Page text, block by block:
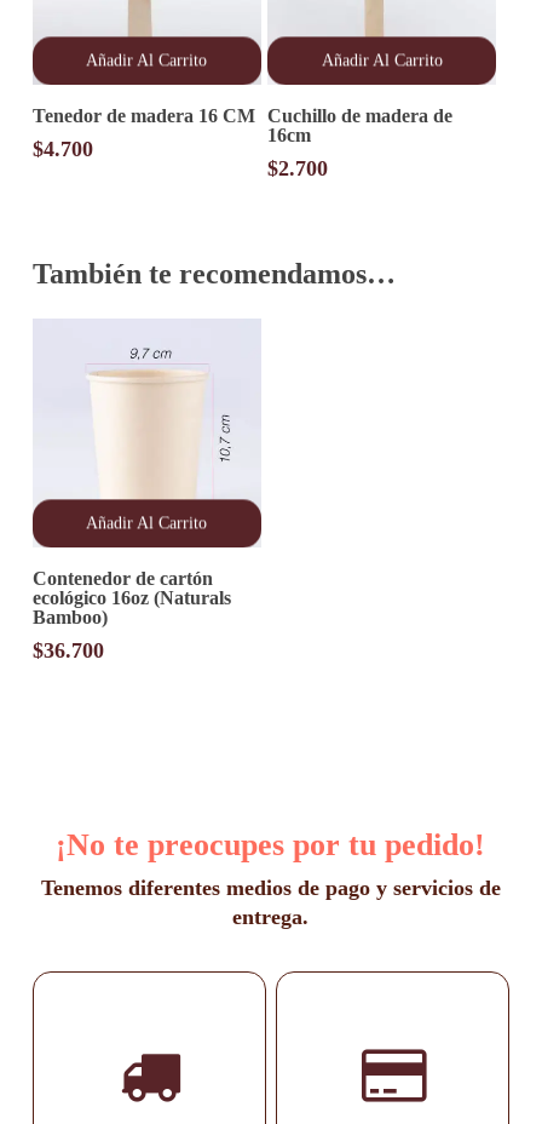
Añadir Al Carrito
Tenedor de madera 16 CM
$4.700
Añadir Al Carrito
Cuchillo de madera de
16cm
$2.700
También te recomendamos…
Añadir Al Carrito
Contenedor de cartón
ecológico 16oz (Naturals
Bamboo)
$36.700
¡No te preocupes por tu pedido!
Tenemos diferentes medios de pago y servicios de
entrega.